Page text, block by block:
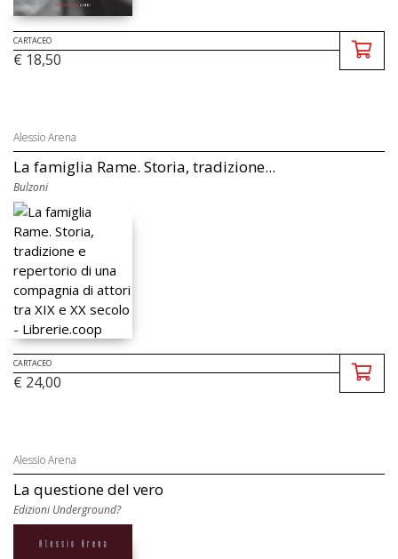
CARTACEO
€ 18,50
Alessio Arena
La famiglia Rame. Storia, tradizione...
Bulzoni
CARTACEO
€ 24,00
Alessio Arena
La questione del vero
Edizioni Underground?